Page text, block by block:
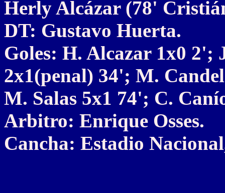
Herly Alcázar (78'
DT: Gustavo Huerta.
Goles: H. Alcazar 1x0 2';
2x1(penal) 34'; M.
M. Salas 5x1 74'; C.
Arbitro: Enrique Osses.
Cancha: Estadio